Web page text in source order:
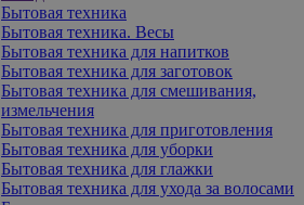
Бытовая техника
Бытовая техника. Весы
Бытовая техника для напитков
Бытовая техника для заготовок
Бытовая техника для смешивания,
измельчения
Бытовая техника для приготовления
Бытовая техника для уборки
Бытовая техника для глажки
Бытовая техника для ухода за волосами